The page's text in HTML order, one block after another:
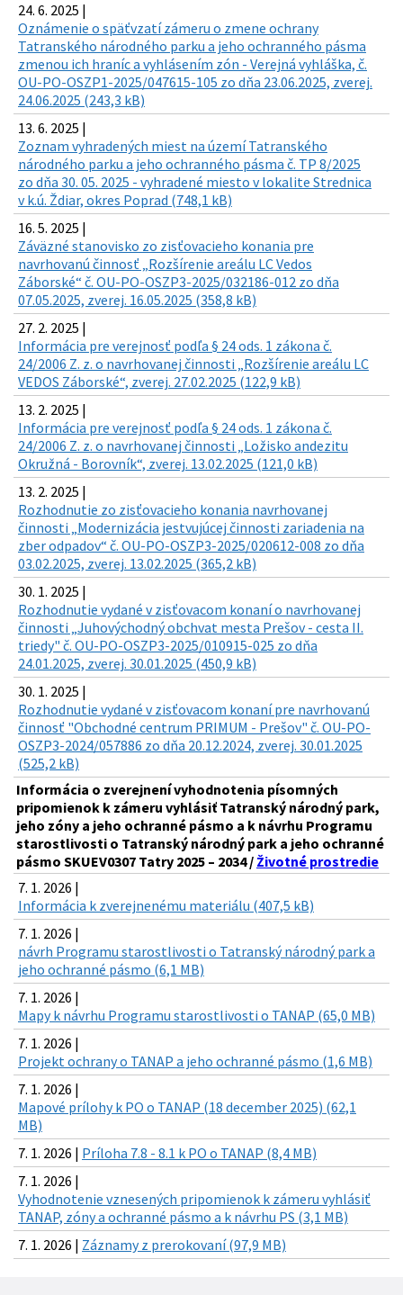
24. 6. 2025 |
Oznámenie o späťvzatí zámeru o zmene ochrany
Tatranského národného parku a jeho ochranného pásma
zmenou ich hraníc a vyhlásením zón - Verejná vyhláška, č.
OU-PO-OSZP1-2025/047615-105 zo dňa 23.06.2025, zverej.
24.06.2025 (243,3 kB)
13. 6. 2025 |
Zoznam vyhradených miest na území Tatranského
národného parku a jeho ochranného pásma č. TP 8/2025
zo dňa 30. 05. 2025 - vyhradené miesto v lokalite Strednica
v k.ú. Ždiar, okres Poprad (748,1 kB)
16. 5. 2025 |
Záväzné stanovisko zo zisťovacieho konania pre
navrhovanú činnosť „Rozšírenie areálu LC Vedos
Záborské“ č. OU-PO-OSZP3-2025/032186-012 zo dňa
07.05.2025, zverej. 16.05.2025 (358,8 kB)
27. 2. 2025 |
Informácia pre verejnosť podľa § 24 ods. 1 zákona č.
24/2006 Z. z. o navrhovanej činnosti „Rozšírenie areálu LC
VEDOS Záborské“, zverej. 27.02.2025 (122,9 kB)
13. 2. 2025 |
Informácia pre verejnosť podľa § 24 ods. 1 zákona č.
24/2006 Z. z. o navrhovanej činnosti „Ložisko andezitu
Okružná - Borovník“, zverej. 13.02.2025 (121,0 kB)
13. 2. 2025 |
Rozhodnutie zo zisťovacieho konania navrhovanej
činnosti „Modernizácia jestvujúcej činnosti zariadenia na
zber odpadov“ č. OU-PO-OSZP3-2025/020612-008 zo dňa
03.02.2025, zverej. 13.02.2025 (365,2 kB)
30. 1. 2025 |
Rozhodnutie vydané v zisťovacom konaní o navrhovanej
činnosti „Juhovýchodný obchvat mesta Prešov - cesta II.
triedy" č. OU-PO-OSZP3-2025/010915-025 zo dňa
24.01.2025, zverej. 30.01.2025 (450,9 kB)
30. 1. 2025 |
Rozhodnutie vydané v zisťovacom konaní pre navrhovanú
činnosť "Obchodné centrum PRIMUM - Prešov" č. OU-PO-
OSZP3-2024/057886 zo dňa 20.12.2024, zverej. 30.01.2025
(525,2 kB)
Informácia o zverejnení vyhodnotenia písomných
pripomienok k zámeru vyhlásiť Tatranský národný park,
jeho zóny a jeho ochranné pásmo a k návrhu Programu
starostlivosti o Tatranský národný park a jeho ochranné
pásmo SKUEV0307 Tatry 2025 – 2034 / Životné prostredie
7. 1. 2026 |
Informácia k zverejnenému materiálu (407,5 kB)
7. 1. 2026 |
návrh Programu starostlivosti o Tatranský národný park a
jeho ochranné pásmo (6,1 MB)
7. 1. 2026 |
Mapy k návrhu Programu starostlivosti o TANAP (65,0 MB)
7. 1. 2026 |
Projekt ochrany o TANAP a jeho ochranné pásmo (1,6 MB)
7. 1. 2026 |
Mapové prílohy k PO o TANAP (18 december 2025) (62,1
MB)
7. 1. 2026 | Príloha 7.8 - 8.1 k PO o TANAP (8,4 MB)
7. 1. 2026 |
Vyhodnotenie vznesených pripomienok k zámeru vyhlásiť
TANAP, zóny a ochranné pásmo a k návrhu PS (3,1 MB)
7. 1. 2026 | Záznamy z prerokovaní (97,9 MB)